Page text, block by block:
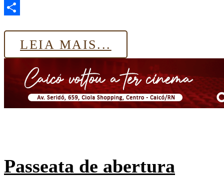
Email
LEIA MAIS...
Passeata de abertura